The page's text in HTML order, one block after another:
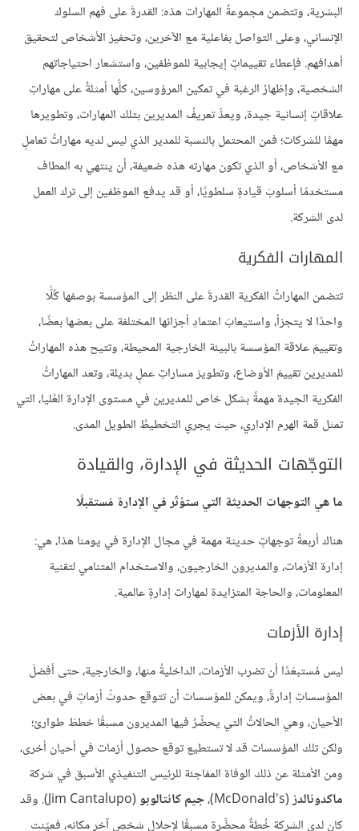
البشرية، وتتضمن مجموعةُ المهارات هذه: القدرةَ على فهم السلوك
الإنساني، وعلى التواصل بفاعلية مع الآخرين، وتحفيز الأشخاص لتحقيق
أهدافهم. فإعطاء تقييماتٍ إيجابية للموظفين، واستشعار احتياجاتهم
الشخصية، وإظهارُ الرغبة في تمكين المرؤوسين، كلُّها أمثلةٌ على مهاراتِ
علاقاتٍ إنسانية جيدة، ويعدُّ تعريفُ المديرين بتلك المهارات، وتطويرها
مهمًا للشركات؛ فمن المحتمل بالنسبة للمدير الذي ليس لديه مهاراتُ تعاملٍ
مع الأشخاص، أو الذي تكون مهارته هذه ضعيفة، أن ينتهي به المطاف
مستخدمًا أسلوبَ قيادةٍ سلطويًا، أو قد يدفع الموظفين إلى ترك العمل
لدى الشركة.
المهارات الفكرية
تتضمن المهاراتُ الفكرية القدرةَ على النظر إلى المؤسسة بوصفها كُلًّا
واحدًا لا يتجزأ، واستيعابَ اعتمادِ أجزائها المختلفة على بعضها بعضًا،
وتقييمَ علاقة المؤسسة بالبيئة الخارجية المحيطة، وتتيح هذه المهاراتُ
للمديرين تقييمَ الأوضاع، وتطويرَ مساراتِ عملٍ بديلة، وتعد المهاراتُ
الفكرية الجيدة مهمةً بشكل خاص للمديرين في مستوى الإدارة العُليا، التي
تمثل قمة الهرم الإداري، حيث يجري التخطيطُ الطويل المدى.
التوجّهات الحديثة في الإدارة، والقيادة
ما هي التوجهات الحديثة التي ستؤثّر في الإدارة مُستقبلًا
هناك أربعةُ توجهاتٍ حديثة مهمة في مجال الإدارة في يومنا هذا، هي:
إدارة الأزمات، والمديرون الخارجيون، والاستخدام المتنامي لتقنية
المعلومات، والحاجة المتزايدة لمهارات إدارةٍ عالمية.
إدارة الأزمات
ليس مُستبعَدًا أن تضرب الأزمات، الداخليةُ منها، والخارجية، حتى أفضلَ
المؤسساتِ إدارةً، ويمكن للمؤسسات أن تتوقع حدوثّ أزماتٍ في بعض
الأحيان، وهي الحالاتُ التي يحضِّرُ فيها المديرون مسبقًا خططَ طوارئ؛
ولكن تلك المؤسسات قد لا تستطيع توقع حصول أزمات في أحيان أخرى،
ومن الأمثلة عن ذلك الوفاة المفاجئة للرئيس التنفيذي الأسبق في شركة
ماكدونالدز(McDonald's)، جيم كانتالوبو
(Jim Cantalupo). وقد
كان لدى الشركة خُطةٌ محضَّرة مسبقًا لإحلال شخصٍ آخر مكانه، فعيّنت